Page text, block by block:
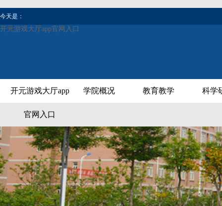
今天是：
开元游戏大厅app官网入口
开元游戏大厅app
官网入口
学院概况 教育教学 科学